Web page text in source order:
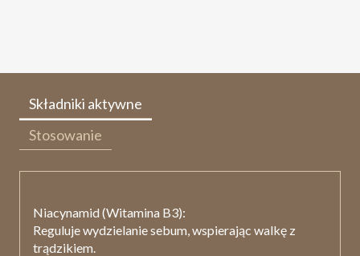
Składniki aktywne
Stosowanie
Niacynamid (Witamina B3):
Reguluje wydzielanie sebum, wspierając walkę z
trądzikiem.